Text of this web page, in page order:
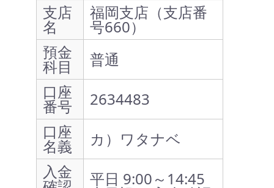
支店
名
福岡支店（支店番
号660）
預金
科目
普通
口座
番号
2634483
口座
名義
カ）ワタナベ
入金
平日 9:00～14:45